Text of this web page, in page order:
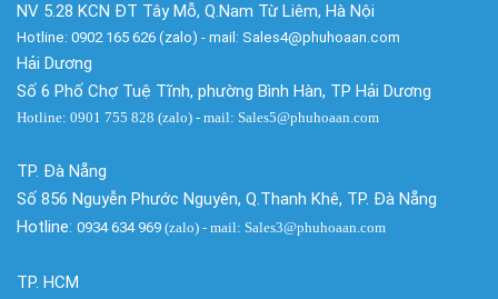
NV 5.28 KCN ĐT Tây Mỗ, Q.Nam Từ Liêm, Hà Nội
Hotline: 0902 165 626 (zalo) - mail: Sales4@phuhoaan.com
Hải Dương
Số 6 Phố Chợ Tuệ Tĩnh, phường Bình Hàn, TP Hải Dương
Hotline: 0901 755 828 (zalo) - mail: Sales5@phuhoaan.com
TP. Đà Nẵng
Số 856 Nguyễn Phước Nguyên, Q.Thanh Khê, TP. Đà Nẵng
Hotline: 0934 634 969 (zalo) - mail: Sales3@phuhoaan.com
TP. HCM